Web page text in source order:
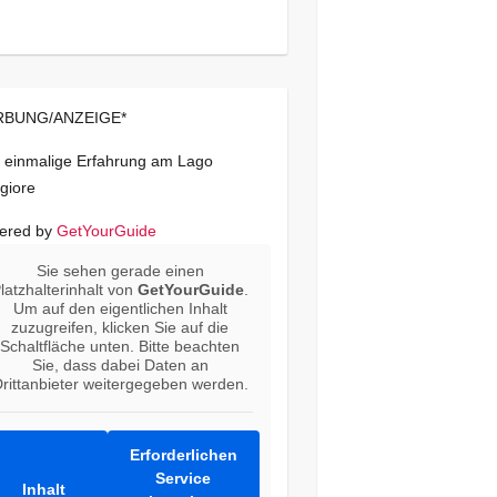
ANZEIGE*
einmalige Erfahrung am Lago
by GetYourGuide
Sie sehen gerade einen
vonGetYourGuide
Um auf den eigentlichen Inhalt
zuzugreifen, klicken Sie auf die
Schaltfläche unten. Bitte beachten
Sie, dass dabei Daten an
weitergegeben werden.
Inhalt
Erforderlichen
Service